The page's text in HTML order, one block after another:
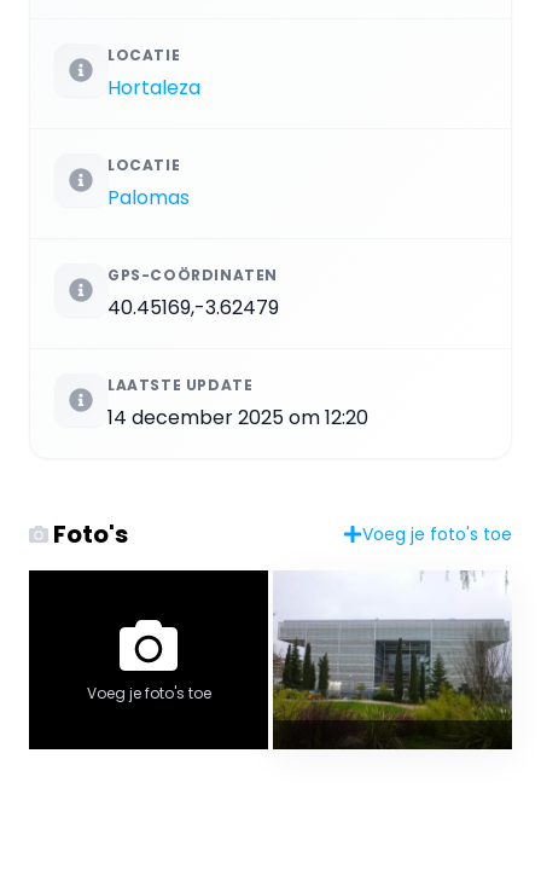
LOCATIE
Hortaleza
LOCATIE
Palomas
GPS-COÖRDINATEN
40.45169,-3.62479
LAATSTE UPDATE
14 december 2025 om 12:20
Foto's Voeg je foto's toe
Voeg je foto's toe